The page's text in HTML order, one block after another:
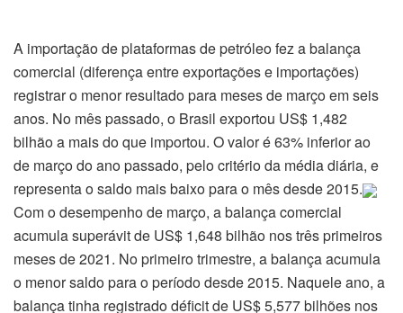
A importação de plataformas de petróleo fez a balança
comercial (diferença entre exportações e importações)
registrar o menor resultado para meses de março em seis
anos. No mês passado, o Brasil exportou US$ 1,482
bilhão a mais do que importou. O valor é 63% inferior ao
de março do ano passado, pelo critério da média diária, e
representa o saldo mais baixo para o mês desde 2015.
Com o desempenho de março, a balança comercial
acumula superávit de US$ 1,648 bilhão nos três primeiros
meses de 2021. No primeiro trimestre, a balança acumula
o menor saldo para o período desde 2015. Naquele ano, a
balança tinha registrado déficit de US$ 5,577 bilhões nos